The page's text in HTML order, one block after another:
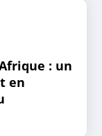
: un
en